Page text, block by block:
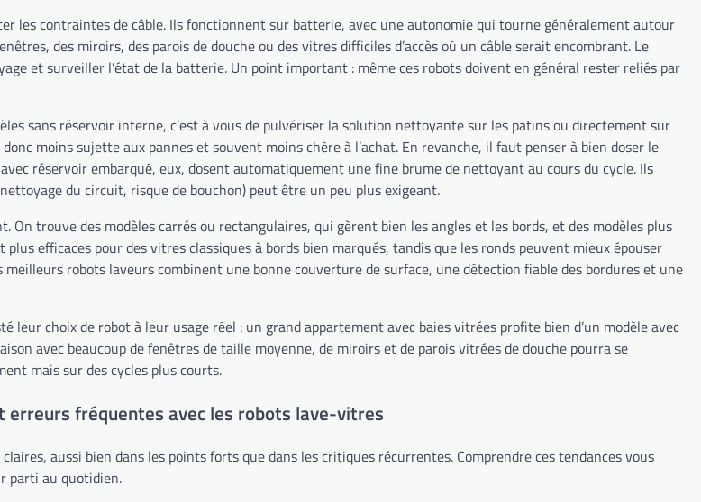
les contraintes de câble. Ils fonctionnent sur batterie, avec une autonomie qui tourne généralement autour
des miroirs, des parois de douche ou des vitres difficiles d’accès où un câble serait encombrant. Le
et surveiller l’état de la batterie. Un point important : même ces robots doivent en général rester reliés par
sans réservoir interne, c’est à vous de pulvériser la solution nettoyante sur les patins ou directement sur
moins sujette aux pannes et souvent moins chère à l’achat. En revanche, il faut penser à bien doser le
réservoir embarqué, eux, dosent automatiquement une fine brume de nettoyant au cours du cycle. Ils
du circuit, risque de bouchon) peut être un peu plus exigeant.
trouve des modèles carrés ou rectangulaires, qui gèrent bien les angles et les bords, et des modèles plus
efficaces pour des vitres classiques à bords bien marqués, tandis que les ronds peuvent mieux épouser
robots laveurs combinent une bonne couverture de surface, une détection fiable des bordures et une
choix de robot à leur usage réel : un grand appartement avec baies vitrées profite bien d’un modèle avec
avec beaucoup de fenêtres de taille moyenne, de miroirs et de parois vitrées de douche pourra se
mais sur des cycles plus courts.
fréquentes avec les robots lave-vitres
aussi bien dans les points forts que dans les critiques récurrentes. Comprendre ces tendances vous
parti au quotidien.